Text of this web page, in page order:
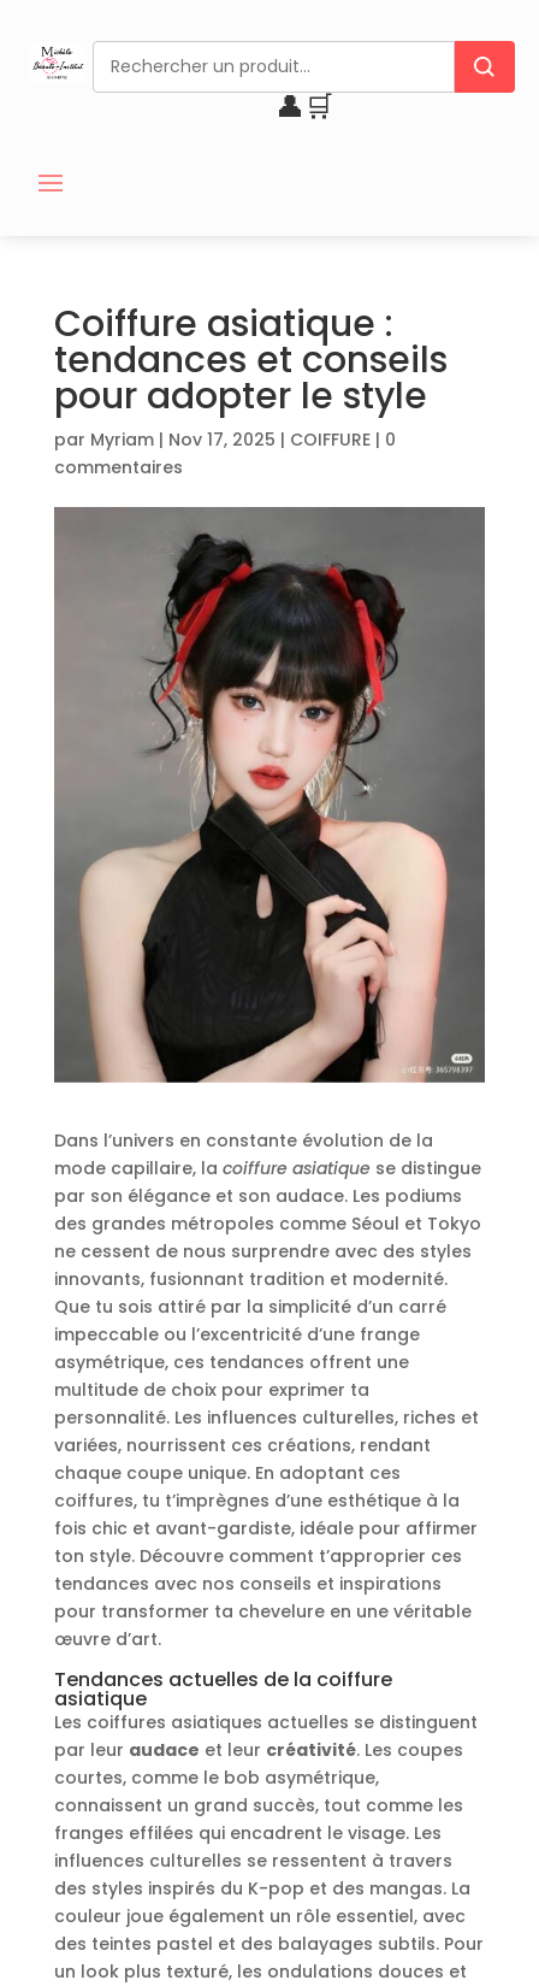
👤 🛒
Coiffure asiatique :
tendances et conseils
pour adopter le style
par Myriam| Nov 17, 2025 | COIFFURE| 0
commentaires
Dans l’univers en constante évolution de la
mode capillaire, la coiffure asiatique se distingue
par son élégance et son audace. Les podiums
des grandes métropoles comme Séoul et Tokyo
ne cessent de nous surprendre avec des styles
innovants, fusionnant tradition et modernité.
Que tu sois attiré par la simplicité d’un carré
impeccable ou l’excentricité d’une frange
asymétrique, ces tendances offrent une
multitude de choix pour exprimer ta
personnalité. Les influences culturelles, riches et
variées, nourrissent ces créations, rendant
chaque coupe unique. En adoptant ces
coiffures, tu t’imprègnes d’une esthétique à la
fois chic et avant-gardiste, idéale pour affirmer
ton style. Découvre comment t’approprier ces
tendances avec nos conseils et inspirations
pour transformer ta chevelure en une véritable
œuvre d’art.
Tendances actuelles de la coiffure
asiatique
Les coiffures asiatiques actuelles se distinguent
par leur audace et leur créativité. Les coupes
courtes, comme le bob asymétrique,
connaissent un grand succès, tout comme les
franges effilées qui encadrent le visage. Les
influences culturelles se ressentent à travers
des styles inspirés du K-pop et des mangas. La
couleur joue également un rôle essentiel, avec
des teintes pastel et des balayages subtils. Pour
un look plus texturé, les ondulations douces et